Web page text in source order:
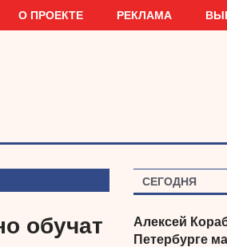
О ПРОЕКТЕ РЕКЛАМА
обучат
СЕГОДНЯ
Алексей
Петербурге